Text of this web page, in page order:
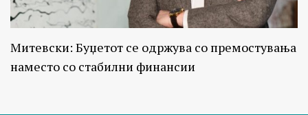
Митевски: Буџетот се одржува со премостувања
наместо со стабилни финансии